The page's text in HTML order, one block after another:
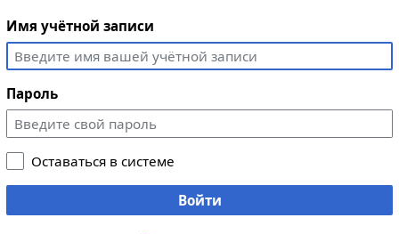
Имя учётной записи
Пароль
Оставаться в системе
Войти